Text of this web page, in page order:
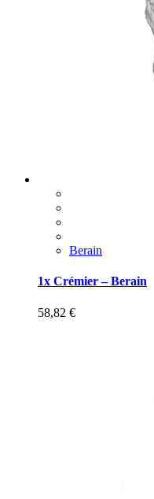
Berain
1x Crémier – Berain
58,82 €